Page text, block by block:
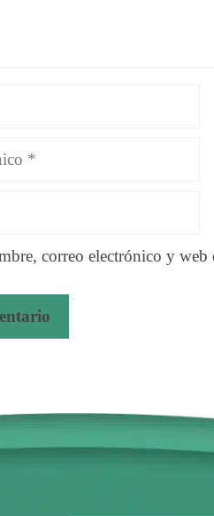
correo electrónico y web